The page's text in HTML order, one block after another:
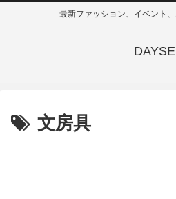
最新ファッション、イベント
DAYSE
文房具